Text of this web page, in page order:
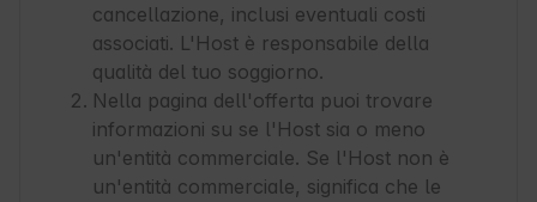
cancellazione, inclusi eventuali costi
associati. L'Host è responsabile della
qualità del tuo soggiorno.
Nella pagina dell'offerta puoi trovare
informazioni su se l'Host sia o meno
un'entità commerciale. Se l'Host non è
un'entità commerciale, significa che le